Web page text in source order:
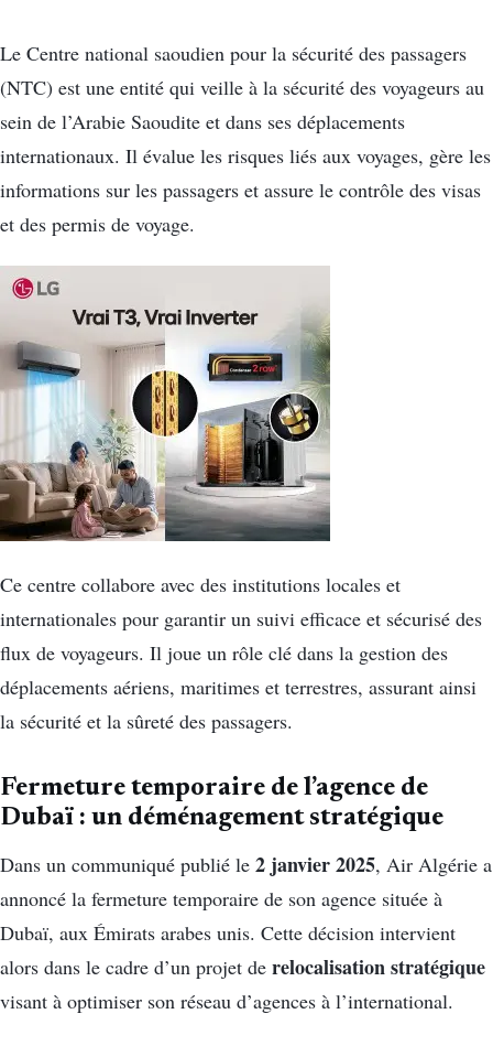
Le Centre national saoudien pour la sécurité des passagers
(NTC) est une entité qui veille à la sécurité des voyageurs au
sein de l’Arabie Saoudite et dans ses déplacements
internationaux. Il évalue les risques liés aux voyages, gère les
informations sur les passagers et assure le contrôle des visas
et des permis de voyage.
Ce centre collabore avec des institutions locales et
internationales pour garantir un suivi efficace et sécurisé des
flux de voyageurs. Il joue un rôle clé dans la gestion des
déplacements aériens, maritimes et terrestres, assurant ainsi
la sécurité et la sûreté des passagers.
Fermeture temporaire de l’agence de
Dubaï : un déménagement stratégique
Dans un communiqué publié le 2 janvier 2025, Air Algérie a
annoncé la fermeture temporaire de son agence située à
Dubaï, aux Émirats arabes unis. Cette décision intervient
alors dans le cadre d’un projet de relocalisation stratégique
visant à optimiser son réseau d’agences à l’international.